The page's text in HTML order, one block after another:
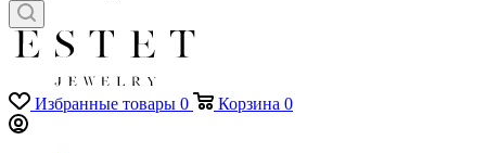
Избранные товары 0 Корзина 0